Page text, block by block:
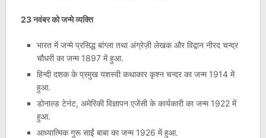
23 नवंबर को जन्मे व्यक्ति
भारत में जन्मे प्रसिद्ध बांग्ला तथा अंग्रेज़ी लेखक और विद्वान नीरद चन्द्र
चौधरी का जन्म 1897 में हुआ.
हिन्दी दशक के प्रमुख यशस्वी कथाकार कृश्न चन्दर का जन्म 1914 में
हुआ.
डोनाल्ड टेनंट, अमेरिकी विज्ञापन एजेंसी के कार्यकारी का जन्म 1922 में
हुआ.
आध्यात्मिक गुरू साईं बाबा का जन्म 1926 में हुआ.